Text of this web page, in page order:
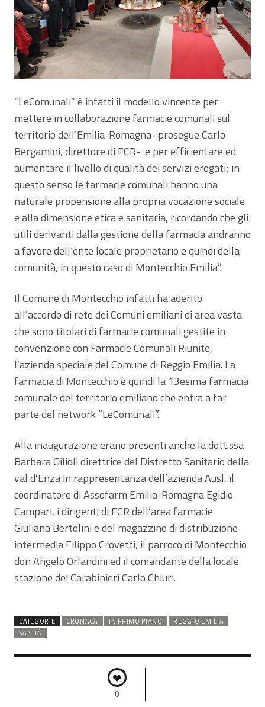
“LeComunali” è infatti il modello vincente per
mettere in collaborazione farmacie comunali sul
territorio dell’Emilia-Romagna -prosegue Carlo
Bergamini, direttore di FCR- e per efficientare ed
aumentare il livello di qualità dei servizi erogati; in
questo senso le farmacie comunali hanno una
naturale propensione alla propria vocazione sociale
e alla dimensione etica e sanitaria, ricordando che gli
utili derivanti dalla gestione della farmacia andranno
a favore dell’ente locale proprietario e quindi della
comunità, in questo caso di Montecchio Emilia”.
Il Comune di Montecchio infatti ha aderito
all’accordo di rete dei Comuni emiliani di area vasta
che sono titolari di farmacie comunali gestite in
convenzione con Farmacie Comunali Riunite,
l’azienda speciale del Comune di Reggio Emilia. La
farmacia di Montecchio è quindi la 13esima farmacia
comunale del territorio emiliano che entra a far
parte del network “LeComunali”.
Alla inaugurazione erano presenti anche la dott.ssa
Barbara Gilioli direttrice del Distretto Sanitario della
val d’Enza in rappresentanza dell’azienda Ausl, il
coordinatore di Assofarm Emilia-Romagna Egidio
Campari, i dirigenti di FCR dell’area farmacie
Giuliana Bertolini e del magazzino di distribuzione
intermedia Filippo Crovetti, il parroco di Montecchio
don Angelo Orlandini ed il comandante della locale
stazione dei Carabinieri Carlo Chiuri.
CATEGORIE CRONACA IN PRIMO PIANO
REGGIO EMILIA
SANITÀ
0